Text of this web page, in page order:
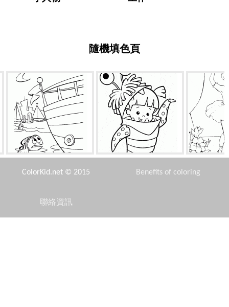
隨機填色頁
太多的船隻 驅鼠器兒童 芭
ColorKid.net © 2015 Benefits of coloring
聯絡資訊